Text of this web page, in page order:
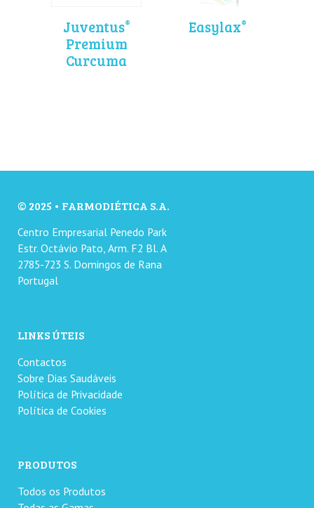
Juventus®
Premium
Curcuma
Easylax®
© 2025 • FARMODIÉTICA S.A.
Centro Empresarial Penedo Park
Estr. Octávio Pato, Arm. F2 Bl. A
2785-723 S. Domingos de Rana
Portugal
LINKS ÚTEIS
Contactos
Sobre Dias Saudáveis
Política de Privacidade
Política de Cookies
PRODUTOS
Todos os Produtos